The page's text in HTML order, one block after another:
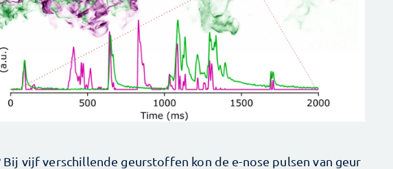
vijf verschillende geurstoffen kon de e-nose pulsen van geur